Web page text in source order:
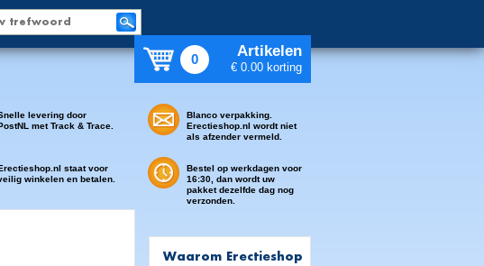
0 Artikelen
€ 0.00 korting
levering door
met Track & Trace.
staat voor
winkelen en betalen.
Blanco verpakking.
Erectieshop.nl wordt niet
als afzender vermeld.
Bestel op werkdagen voor
16:30, dan wordt uw
pakket dezelfde dag nog
verzonden.
Waarom Erectieshop